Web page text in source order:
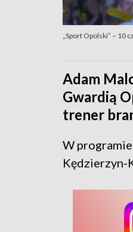
„Sport Opolski” – 10
Adam
Gwardią
trener
W
Kędzierzyn-